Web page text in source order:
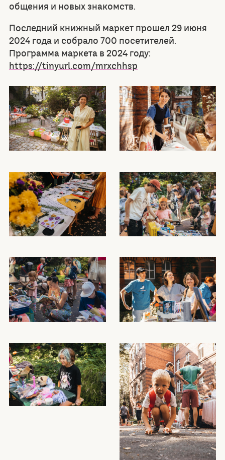
общения и новых знакомств.
Последний книжный маркет прошел 29 июня
2024 года и собрало 700 посетителей.
Программа маркета в 2024 году:
https://tinyurl.com/mrxchhsp